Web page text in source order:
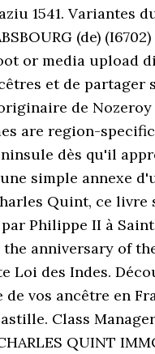
1541. Variantes
(de)
or media upload
et de partager
de
are region-
dès qu'il
simple annexe
Quint, ce
Philippe II à
anniversary of
Loi des Indes.
vos ancêtre en
Class
QUINT